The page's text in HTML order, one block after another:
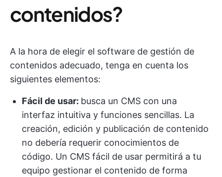
contenidos?
A la hora de elegir el software de gestión de
contenidos adecuado, tenga en cuenta los
siguientes elementos:
Fácil de usar: busca un CMS con una
interfaz intuitiva y funciones sencillas. La
creación, edición y publicación de contenido
no debería requerir conocimientos de
código. Un CMS fácil de usar permitirá a tu
equipo gestionar el contenido de forma